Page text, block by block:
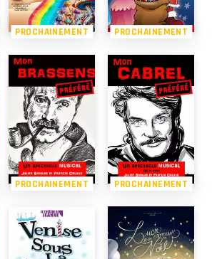
PROCHAINEMENT PROCHAINEMENT
PROCHAINEMENT PROCHAINEMENT